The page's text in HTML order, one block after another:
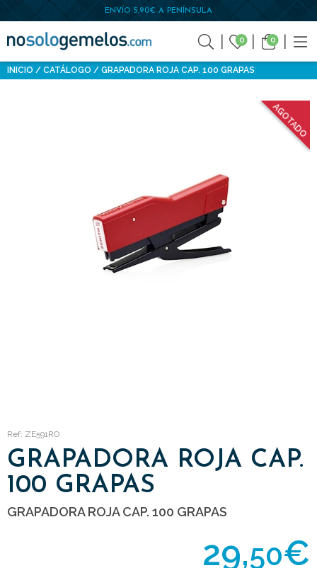
ENVÍO 5,90€ A PENÍNSULA
0 0
INICIO CATÁLOGO GRAPADORA ROJA CAP. 100 GRAPAS
AGOTADO
Ref: ZE591RO
GRAPADORA ROJA CAP.
100 GRAPAS
GRAPADORA ROJA CAP. 100 GRAPAS
29,50€